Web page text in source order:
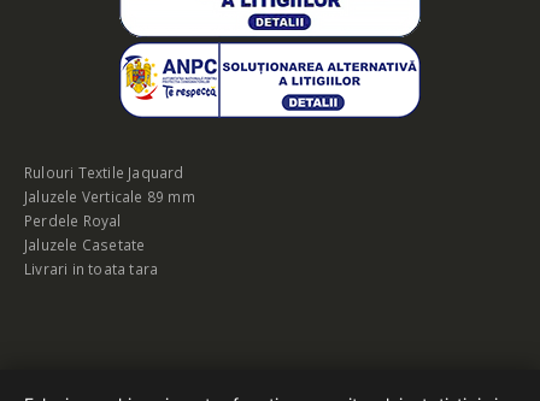
Rulouri Textile Jaquard
Jaluzele Verticale 89 mm
Perdele Royal
Jaluzele Casetate
Livrari in toata tara